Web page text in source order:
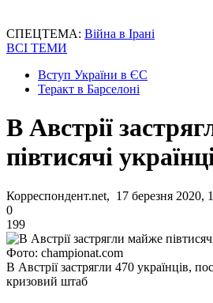
СПЕЦТЕМА: Війна в Ірані
ВСІ ТЕМИ
Вступ України в ЄС
Теракт в Барселоні
В Австрії
півтисячі
Корреспондент.net, 17 березня 2020,
0
199
Фото: сhampionat.com
В Австрії застрягли 470 українців,
кризовий штаб